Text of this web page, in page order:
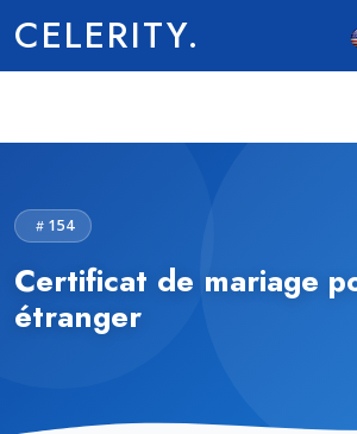
CELERITY.
154
Certificat de mariage
étranger